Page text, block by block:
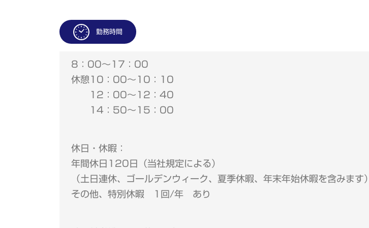
勤務時間
8：00～17：00
休憩10：00～10：10
12：00～12：40
14：50～15：00
休日・休暇：
年間休日120日（当社規定による）
（土日連休、ゴールデンウィーク、夏季休暇、年末年始休暇を含みます）
その他、特別休暇 1回/年 あり